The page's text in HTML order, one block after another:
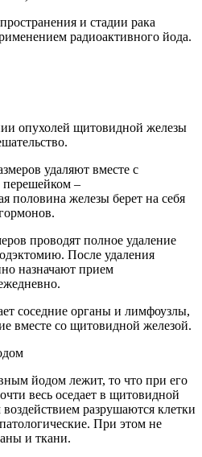
и стадии рака
радиоактивного йода.
опухолей щитовидной железы
удаляют вместе с
–
половина железы берет на себя
проводят полное удаление
После удаления
назначают прием
соседние органы и лимфоузлы,
вместе со щитовидной железой.
йодом лежит, то что при его
весь оседает в щитовидной
разрушаются клетки
При этом не
и ткани.